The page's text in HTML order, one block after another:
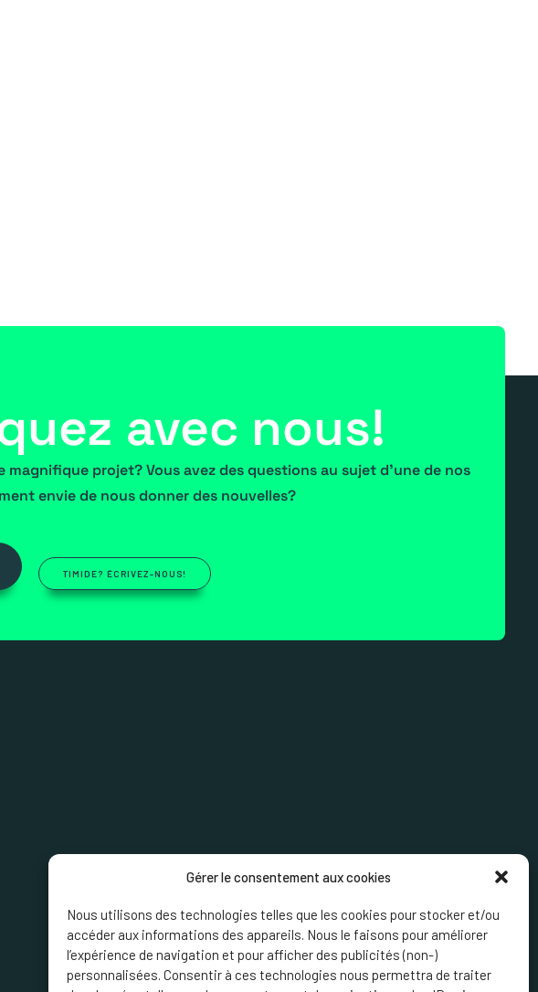
Gérer le consentement aux cookies
Nous utilisons des technologies telles que les cookies pour stocker et/ou
accéder aux informations des appareils. Nous le faisons pour améliorer
l’expérience de navigation et pour afficher des publicités (non-)
personnalisées. Consentir à ces technologies nous permettra de traiter
avec nous!
magnifique projet? Vous avez des questions au sujet d'une de nos
envie de nous donner des nouvelles?
TIMIDE? ÉCRIVEZ-NOUS!